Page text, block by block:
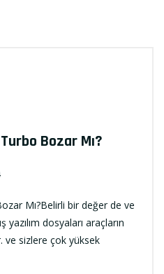
Bozar Mı?
Mı?Belirli bir değer de ve
dosyaları araçların
ve sizlere çok yüksek